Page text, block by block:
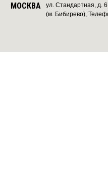
МОСКВА
ул. Стандартная, д.
(м. Бибирево),